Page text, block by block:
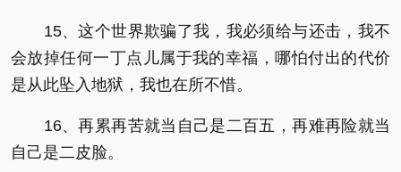
15、这个世界欺骗了我，我必须给与还击，我不
会放掉任何一丁点儿属于我的幸福，哪怕付出的代价
是从此坠入地狱，我也在所不惜。
16、再累再苦就当自己是二百五，再难再险就当
自己是二皮脸。